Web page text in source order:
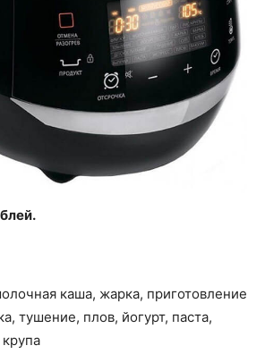
каша, жарка, приготовление
тушение, плов, йогурт, паста,